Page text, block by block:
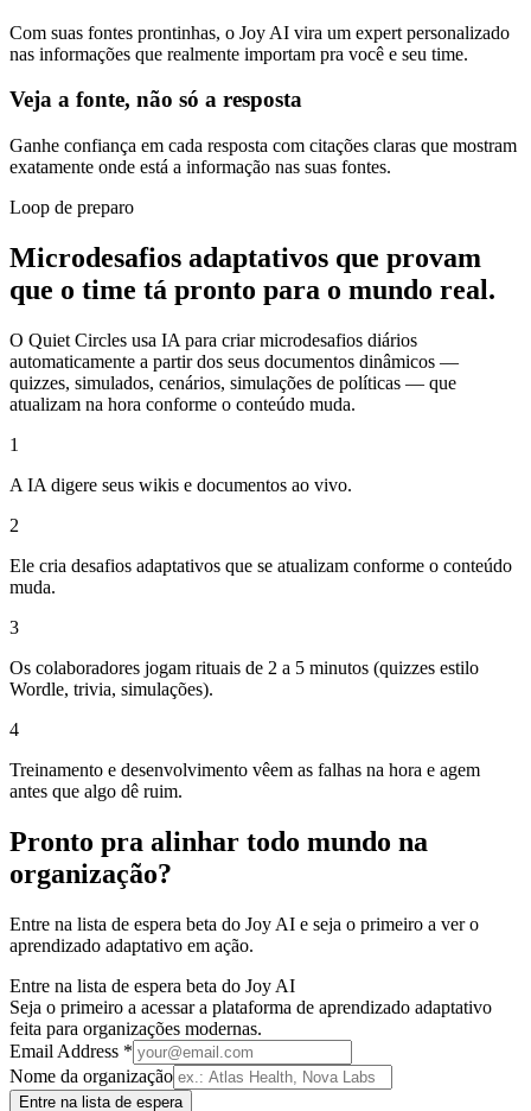
Com suas fontes prontinhas, o Joy AI vira um expert personalizado
nas informações que realmente importam pra você e seu time.
Veja a fonte, não só a resposta
Ganhe confiança em cada resposta com citações claras que mostram
exatamente onde está a informação nas suas fontes.
Loop de preparo
Microdesafios adaptativos que provam
que o time tá pronto para o mundo real.
O Quiet Circles usa IA para criar microdesafios diários
automaticamente a partir dos seus documentos dinâmicos —
quizzes, simulados, cenários, simulações de políticas — que
atualizam na hora conforme o conteúdo muda.
1
A IA digere seus wikis e documentos ao vivo.
2
Ele cria desafios adaptativos que se atualizam conforme o conteúdo
muda.
3
Os colaboradores jogam rituais de 2 a 5 minutos (quizzes estilo
Wordle, trivia, simulações).
4
Treinamento e desenvolvimento vêem as falhas na hora e agem
antes que algo dê ruim.
Pronto pra alinhar todo mundo na
organização?
Entre na lista de espera beta do Joy AI e seja o primeiro a ver o
aprendizado adaptativo em ação.
Entre na lista de espera beta do Joy AI
Seja o primeiro a acessar a plataforma de aprendizado adaptativo
feita para organizações modernas.
Email Address *
Nome da organização
Entre na lista de espera